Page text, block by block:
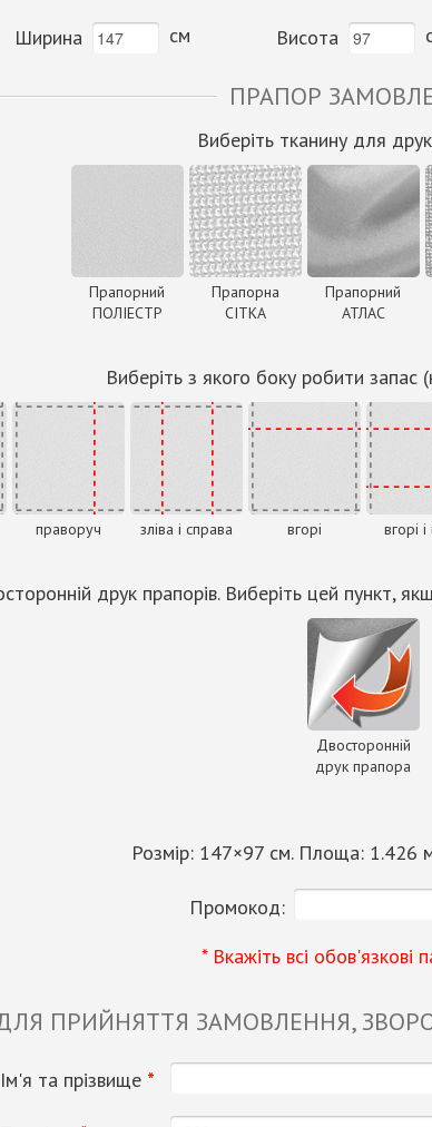
Ширина см Висота
ПРАПОР
Виберіть тканину для
Прапорний
ПОЛІЕСТР
Прапорна
СІТКА
Прапорний
АТЛАС
Виберіть з якого боку робити
праворуч зліва і справа вгорі вгорі
друк прапорів. Виберіть цей пункт,
Двосторонній
друк прапора
Розмір: 147×97см. Площа: 1.426
Промокод:
* Вкажіть всі обов'язкові
ПРИЙНЯТТЯ ЗАМОВЛЕННЯ,
Ім'я та прізвище *